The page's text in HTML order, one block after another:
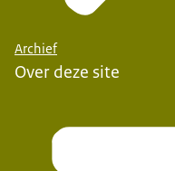
Archief
Over deze site